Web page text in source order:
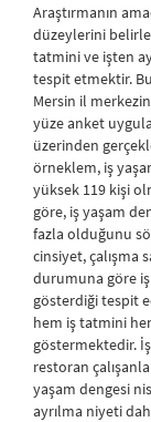
Araştırmanın
düzeylerini
tatmini ve işten
tespit etmektir.
Mersin il
yüze anket
üzerinden
örneklem, iş
yüksek 119 kişi
göre, iş yaşam
fazla olduğunu
cinsiyet, çalışma
durumuna göre
gösterdiği tespit
hem iş tatmini
göstermektedir.
restoran
yaşam dengesi
ayrılma niyeti